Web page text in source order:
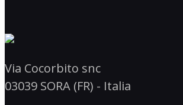
Via Cocorbito snc
03039 SORA (FR) - Italia